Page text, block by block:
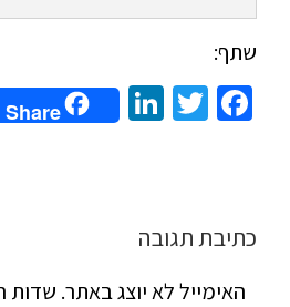
שתף:
Facebook
Twitter
LinkedIn
Share
כתיבת תגובה
האימייל לא יוצג באתר. שדות